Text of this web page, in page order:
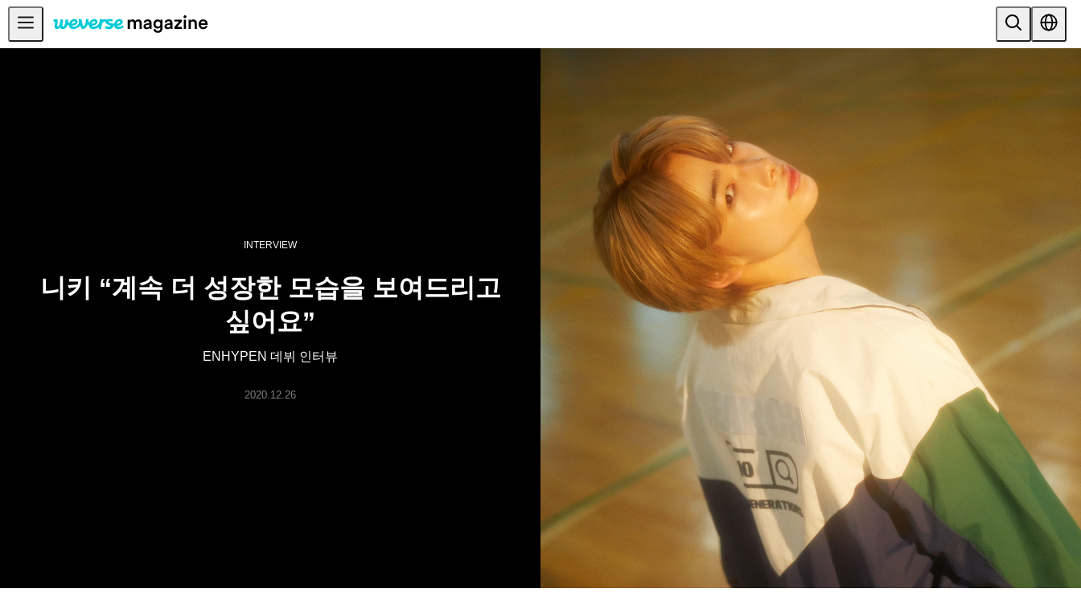
공지사항
INDUSTRY
PLAYLIST
INTERVIEW
니키 “계속 더 성장한 모습을 보여드리고
싶어요”
ENHYPEN 데뷔 인터뷰
2020.12.26